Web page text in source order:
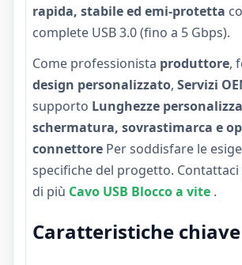
rapida, stabile ed emi-protetta
complete USB 3.0 (fino a 5 Gbps).
Come professionista produttore,
design personalizzato, Servizi
supporto Lunghezze
schermatura, sovrastimarca e
connettore Per soddisfare le
specifiche del progetto.
di più Cavo USB Blocco a vite .
Caratteristiche chiave